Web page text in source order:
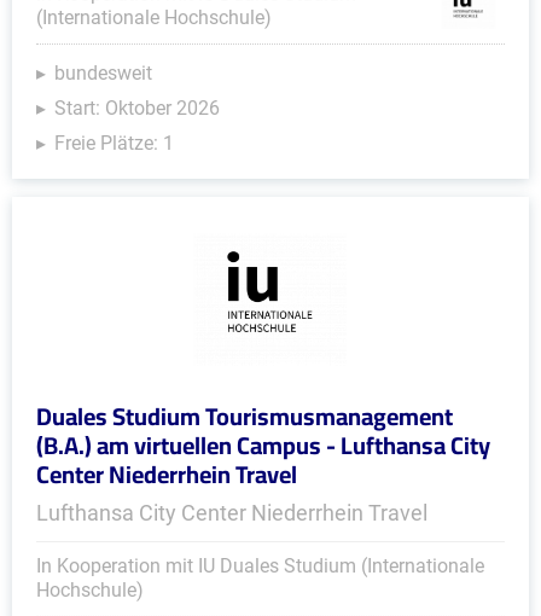
(Internationale Hochschule)
bundesweit
Start: Oktober 2026
Freie Plätze: 1
Duales Studium Tourismusmanagement
(B.A.) am virtuellen Campus - Lufthansa City
Center Niederrhein Travel
Lufthansa City Center Niederrhein Travel
In Kooperation mit IU Duales Studium (Internationale
Hochschule)